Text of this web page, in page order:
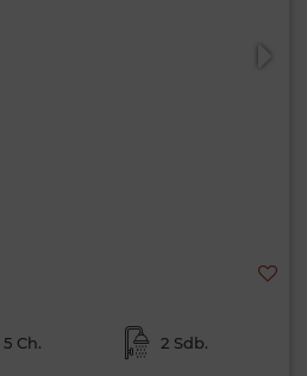
5 Ch. 2 Sdb.